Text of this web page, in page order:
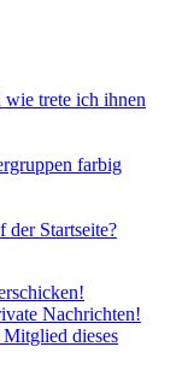
trete ich ihnen
farbig
der Startseite?
Nachrichten!
dieses